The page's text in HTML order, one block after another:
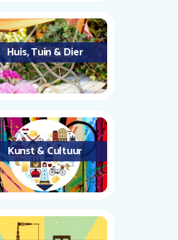
Huis, Tuin & Dier
Kunst & Cultuur